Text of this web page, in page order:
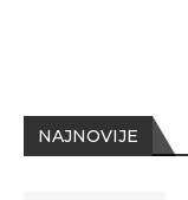
NAJNOVIJE